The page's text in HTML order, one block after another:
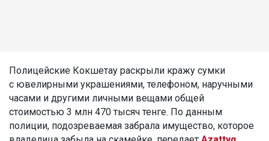
Полицейские Кокшетау раскрыли кражу сумки
с ювелирными украшениями, телефоном, наручными
часами и другими личными вещами общей
стоимостью 3 млн 470 тысяч тенге. По данным
полиции, подозреваемая забрала имущество, которое